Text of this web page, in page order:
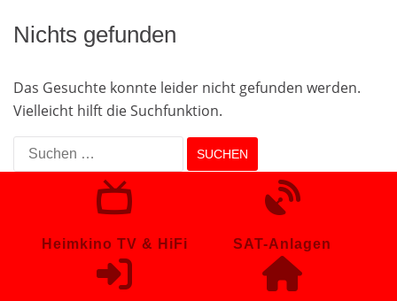
Nichts gefunden
Das Gesuchte konnte leider nicht gefunden werden.
Vielleicht hilft die Suchfunktion.
Suchen
nach:
Heimkino TV & HiFi SAT-Anlagen